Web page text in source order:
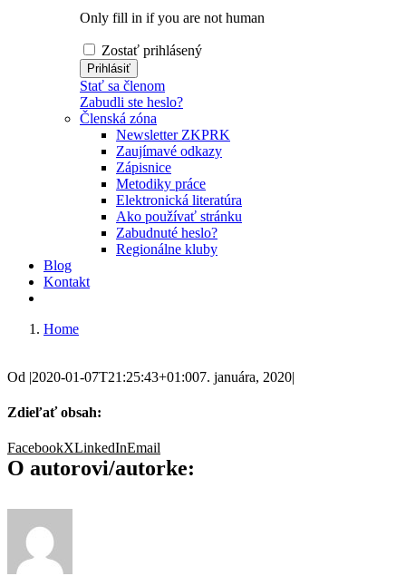
Only fill in if you are not human
Zostať prihlásený
Stať sa členom
Zabudli ste heslo?
Členská zóna
Newsletter ZKPRK
Zaujímavé odkazy
Zápisnice
Metodiky práce
Elektronická literatúra
Ako používať stránku
Zabudnuté heslo?
Regionálne kluby
Blog
Kontakt
Home
Od |2020-01-07T21:25:43+01:007. januára, 2020|
Zdieľať obsah:
FacebookXLinkedInEmail
O autorovi/autorke: